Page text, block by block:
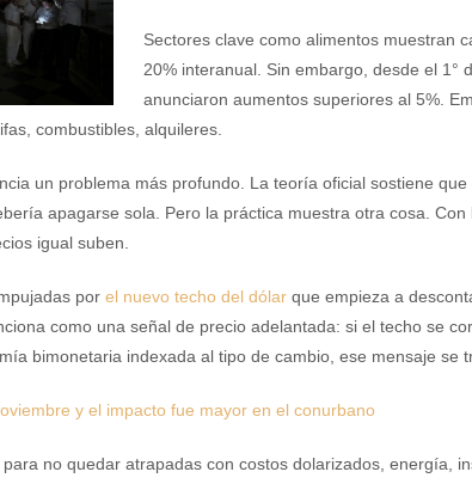
Sectores clave como alimentos muestran
20% interanual. Sin embargo, desde el 1°
anunciaron aumentos superiores al 5%.
combustibles, alquileres.
un problema más profundo. La teoría oficial sostiene
apagarse sola. Pero la práctica muestra otra cosa.
igual suben.
por el nuevo techo del dólar que empieza a
como una señal de precio adelantada: si el techo se
bimonetaria indexada al tipo de cambio, ese mensaje se
y el impacto fue mayor en el conurbano
no quedar atrapadas con costos dolarizados, energía,